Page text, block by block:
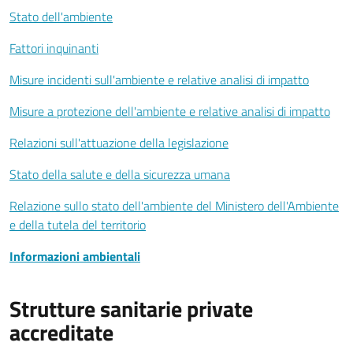
Stato dell'ambiente
Fattori inquinanti
Misure incidenti sull'ambiente e relative analisi di impatto
Misure a protezione dell'ambiente e relative analisi di impatto
Relazioni sull'attuazione della legislazione
Stato della salute e della sicurezza umana
Relazione sullo stato dell'ambiente del Ministero dell'Ambiente
e della tutela del territorio
Informazioni ambientali
Strutture sanitarie private
accreditate